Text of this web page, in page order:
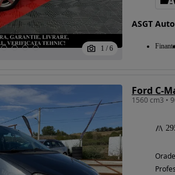
1 / 6
ASGT Auto
Ford C-